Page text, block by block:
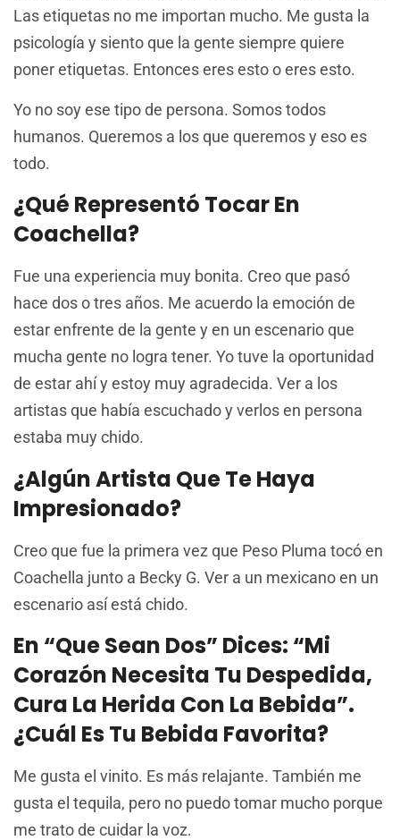
Las etiquetas no me importan mucho. Me gusta la
psicología y siento que la gente siempre quiere
poner etiquetas. Entonces eres esto o eres esto.
Yo no soy ese tipo de persona. Somos todos
humanos. Queremos a los que queremos y eso es
todo.
¿Qué Representó Tocar En
Coachella?
Fue una experiencia muy bonita. Creo que pasó
hace dos o tres años. Me acuerdo la emoción de
estar enfrente de la gente y en un escenario que
mucha gente no logra tener. Yo tuve la oportunidad
de estar ahí y estoy muy agradecida. Ver a los
artistas que había escuchado y verlos en persona
estaba muy chido.
¿Algún Artista Que Te Haya
Impresionado?
Creo que fue la primera vez que Peso Pluma tocó en
Coachella junto a Becky G. Ver a un mexicano en un
escenario así está chido.
En “Que Sean Dos” Dices: “mi
Corazón Necesita Tu Despedida,
Cura La Herida Con La Bebida”.
¿Cuál Es Tu Bebida Favorita?
Me gusta el vinito. Es más relajante. También me
gusta el tequila, pero no puedo tomar mucho porque
me trato de cuidar la voz.